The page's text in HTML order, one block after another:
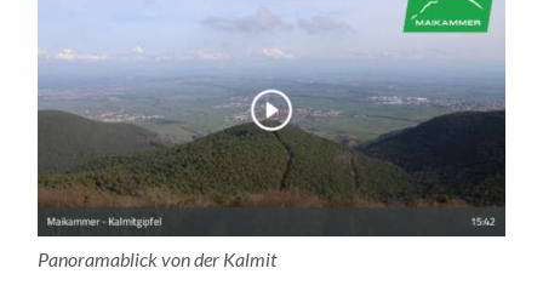
Panoramablick von der Kalmit